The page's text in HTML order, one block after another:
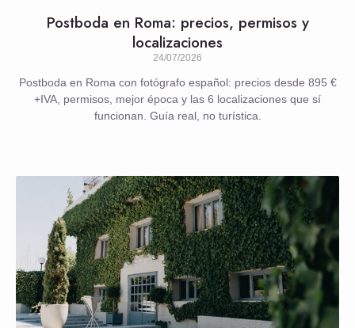
Postboda en Roma: precios, permisos y
localizaciones
24/07/2026
Postboda en Roma con fotógrafo español: precios desde 895 €
+IVA, permisos, mejor época y las 6 localizaciones que sí
funcionan. Guía real, no turística.